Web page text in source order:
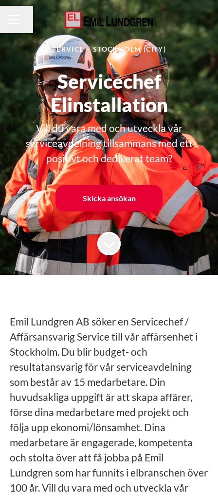
KARRIÄRMENY
SERVICE · STOCKHOLM (CITY)
Servicechef
Elinstallation
Vill du vara med och utveckla vår
serviceavdelning tillsammans med ett
positivt och dedikerat team?
Skicka ansökan
Emil Lundgren AB söker en Servicechef /
Affärsansvarig Service till vår affärsenhet i
Stockholm. Du blir budget- och
resultatansvarig för vår serviceavdelning
som består av 15 medarbetare. Din
huvudsakliga uppgift är att skapa affärer,
förse dina medarbetare med projekt och
följa upp ekonomi/lönsamhet. Dina
medarbetare är engagerade, kompetenta
och stolta över att få jobba på Emil
Lundgren som har funnits i elbranschen över
100 år. Vill du vara med och utveckla vår